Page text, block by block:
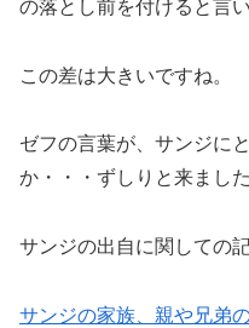
の落とし前を付けると言
この差は大きいですね。
ゼフの言葉が、サンジに
か・・・ずしりと来ました
サンジの出自に関しての
サンジの家族、親や兄弟